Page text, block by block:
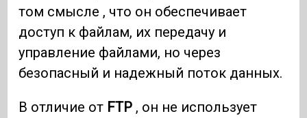
том смысле , что он обеспечивает
доступ к файлам, их передачу и
управление файлами, но через
безопасный и надежный поток данных.
В отличие от FTP , он не использует